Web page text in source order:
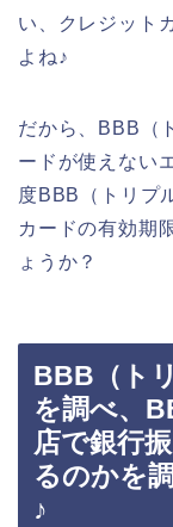
い、クレジット
よね♪
だから、BBB（
ードが使えない
度BBB（トリプ
カードの有効期
ょうか？
BBB（ト
を調べ、
店で銀行
るのかを
♪